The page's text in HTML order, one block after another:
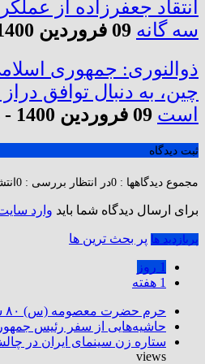
انتقاد جعفرزاده از
سه گانه 09 فروردین 1400 - 23:37
ذوالنوری: جمهوری
چین، به دنبال توافق
است 09 فروردین 1400 - 23:34
ثبت دیدگاه
مجموع دیدگاهها : 0 در انتظار بررسی : 0
برای ارسال دیدگاه شما باید وارد
پربازدید ها پر بحث ترین ها
1 روز
1 هفته
حرم حضرت‌ معصومه (س) ۸۰ سال پیش+تصویر
حاشیه‌هایی از سفر رئیس جمهور
ستاره زن سینمای ایران در
views